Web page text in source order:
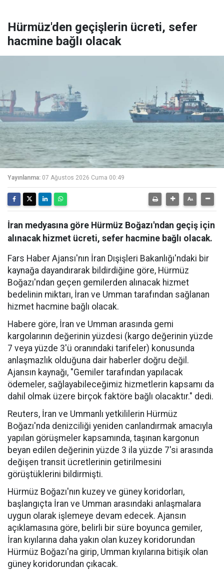
Hürmüz'den geçişlerin ücreti, sefer
hacmine bağlı olacak
Yayınlanma: 07 Ağustos 2026 Cuma 00:49
İran medyasına göre Hürmüz Boğazı'ndan geçiş için
alınacak hizmet ücreti, sefer hacmine bağlı olacak.
Fars Haber Ajansı'nın İran Dışişleri Bakanlığı'ndaki bir
kaynağa dayandırarak bildirdiğine göre, Hürmüz
Boğazı'ndan geçen gemilerden alınacak hizmet
bedelinin miktarı, İran ve Umman tarafından sağlanan
hizmet hacmine bağlı olacak.
Habere göre, İran ve Umman arasında gemi
kargolarının değerinin yüzdesi (kargo değerinin yüzde
7 veya yüzde 3'ü oranındaki tarifeler) konusunda
anlaşmazlık olduğuna dair haberler doğru değil.
Ajansın kaynağı, "Gemiler tarafından yapılacak
ödemeler, sağlayabileceğimiz hizmetlerin kapsamı da
dahil olmak üzere birçok faktöre bağlı olacaktır." dedi.
Reuters, İran ve Ummanlı yetkililerin Hürmüz
Boğazı'nda denizciliği yeniden canlandırmak amacıyla
yapılan görüşmeler kapsamında, taşınan kargonun
beyan edilen değerinin yüzde 3 ila yüzde 7'si arasında
değişen transit ücretlerinin getirilmesini
görüştüklerini bildirmişti.
Hürmüz Boğazı'nın kuzey ve güney koridorları,
başlangıçta İran ve Umman arasındaki anlaşmalara
uygun olarak işlemeye devam edecek. Ajansın
açıklamasına göre, belirli bir süre boyunca gemiler,
İran kıyılarına daha yakın olan kuzey koridorundan
Hürmüz Boğazı'na girip, Umman kıyılarına bitişik olan
güney koridorundan çıkacak.